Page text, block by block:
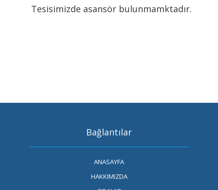
Tesisimizde asansör bulunmamktadır.
Bağlantılar
ANASAYFA
HAKKIMIZDA